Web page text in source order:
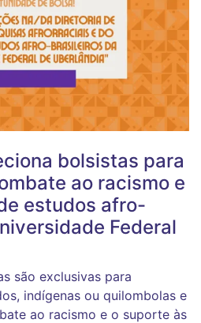
bolsistas para
ao racismo e
estudos afro-
Federal
são exclusivas para
indígenas ou quilombolas e
ao racismo e o suporte às